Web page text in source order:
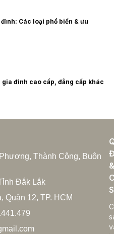
Các loại phổ biến & ưu
gia đình cao cấp, đẳng cấp khác
gia đình hiện đại năm 2025
gia đình hợp phong thủy
Thành Công, Buôn
Đắk Lắk
Quận 12, TP. HCM
&